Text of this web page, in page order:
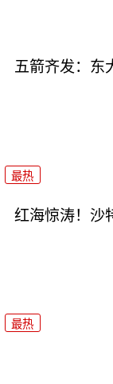
五箭齐发：东
最热
红海惊涛！沙
最热